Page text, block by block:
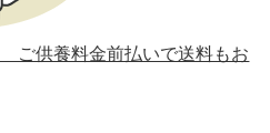
30年11月28日(水)
30年5月23日(水)
供養料金前払いで送料もお